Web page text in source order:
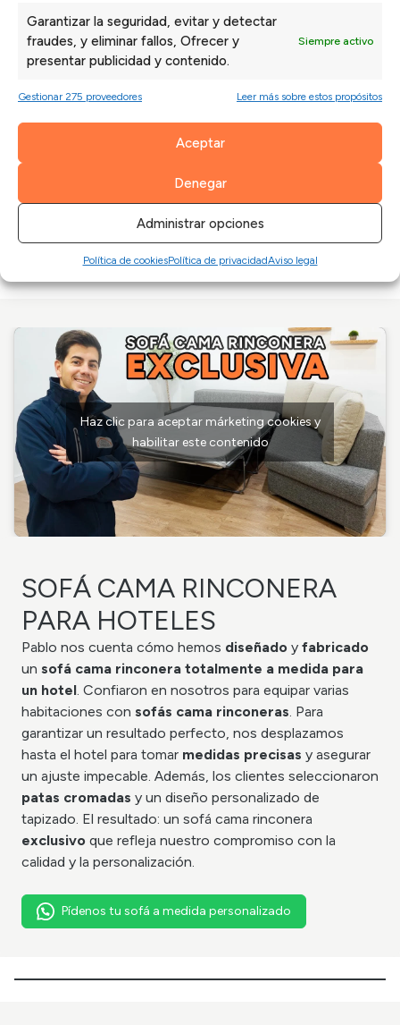
Garantizar la seguridad, evitar y detectar
fraudes, y eliminar fallos, Ofrecer y
presentar publicidad y contenido.
Siempre activo
Gestionar 275 proveedores Leer más sobre estos propósitos
Aceptar
Denegar
Administrar opciones
Política de cookiesPolítica de privacidadAviso legal
perfecto en su salón. Además, tras presentarle varias
opciones el cliente se decantó por
sustituir el brazo
por una tapa embellecedora con tal de lograr una
capacidad de sentada
. En Sofás Valencia pensamos
para poder apoyarlo en la pared.
¿Quieres ver el resultado? 👀
Pídenos tu sofá a medida personalizado
Haz clic para aceptar márketing cookies y
habilitar este contenido
SOFÁ CAMA RINCONERA
PARA HOTELES
Pablo nos cuenta cómo hemos diseñado y fabricado
un sofá cama rinconera totalmente a medida para
un hotel. Confiaron en nosotros para equipar varias
habitaciones con sofás cama rinconeras. Para
garantizar un resultado perfecto, nos desplazamos
hasta el hotel para tomar medidas precisas y asegurar
un ajuste impecable. Además, los clientes seleccionaron
patas cromadas y un diseño personalizado de
tapizado. El resultado: un sofá cama rinconera
exclusivo que refleja nuestro compromiso con la
calidad y la personalización.
Pídenos tu sofá a medida personalizado